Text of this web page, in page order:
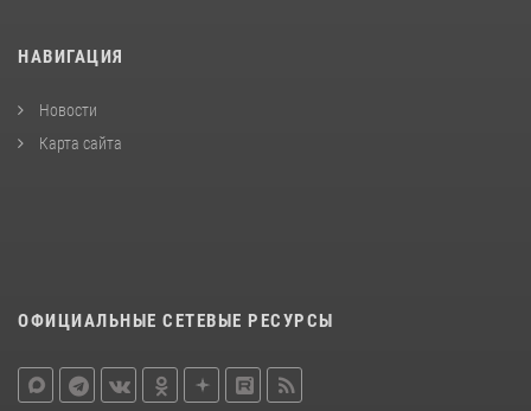
НАВИГАЦИЯ
Новости
Карта сайта
ОФИЦИАЛЬНЫЕ СЕТЕВЫЕ РЕСУРСЫ